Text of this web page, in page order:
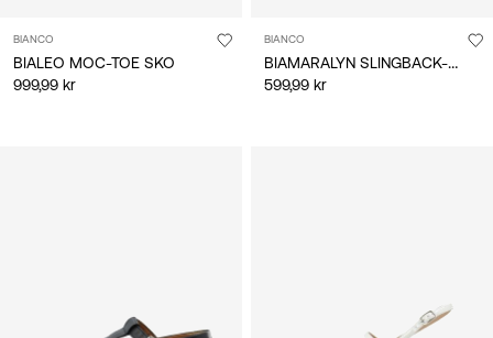
BIANCO
BIALEO MOC-TOE SKO
999,99 kr
BIANCO
BIAMARALYN SLINGBACK-SKO
599,99 kr